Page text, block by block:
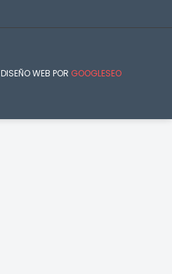
DISEÑO WEB POR GOOGLESEO